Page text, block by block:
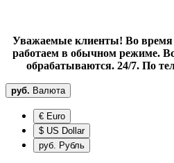
Уважаемые клиенты! Во
работаем в обычном режиме.
обрабатываются. 24/7. По
руб. Валюта
€ Euro
$ US Dollar
руб. Рубль